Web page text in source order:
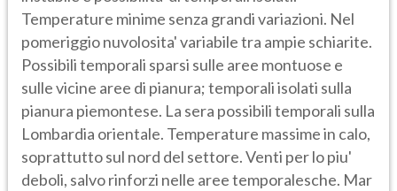
Temperature minime senza grandi variazioni. Nel
pomeriggio nuvolosita' variabile tra ampie schiarite.
Possibili temporali sparsi sulle aree montuose e
sulle vicine aree di pianura; temporali isolati sulla
pianura piemontese. La sera possibili temporali sulla
Lombardia orientale. Temperature massime in calo,
soprattutto sul nord del settore. Venti per lo piu'
deboli, salvo rinforzi nelle aree temporalesche. Mar